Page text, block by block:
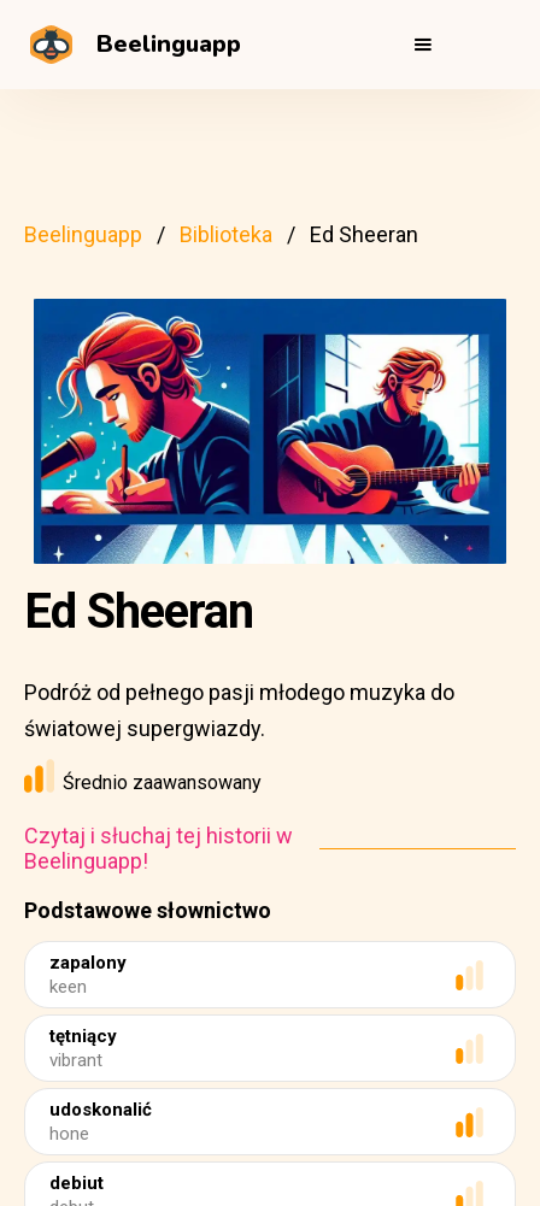
Beelinguapp
Beelinguapp Biblioteka Ed Sheeran
Podstawowe słownictwo
zapalony
keen
tętniący
vibrant
udoskonalić
hone
debiut
Ed Sheeran
Podróż od pełnego pasji młodego muzyka do
światowej supergwiazdy.
Średnio zaawansowany
Czytaj i słuchaj tej historii w
Beelinguapp!